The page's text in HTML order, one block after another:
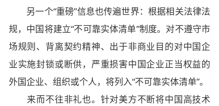
另一个“重磅”信息也传遍世界：根据相关法律法
规，中国将建立“不可靠实体清单”制度。对不遵守市
场规则、背离契约精神、出于非商业目的对中国企
业实施封锁或断供，严重损害中国企业正当权益的
外国企业、组织或个人，将列入“不可靠实体清单”。
来而不往非礼也。针对美方不断将中国高技术